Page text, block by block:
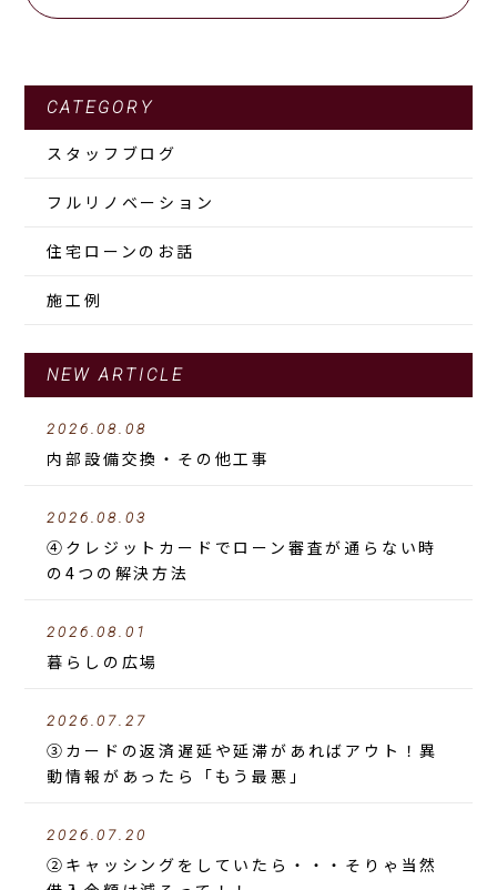
CATEGORY
スタッフブログ
フルリノベーション
住宅ローンのお話
施工例
NEW ARTICLE
2026.08.08
内部設備交換・その他工事
2026.08.03
④クレジットカードでローン審査が通らない時
の4つの解決方法
2026.08.01
暮らしの広場
2026.07.27
③カードの返済遅延や延滞があればアウト！異
動情報があったら「もう最悪」
2026.07.20
②キャッシングをしていたら・・・そりゃ当然